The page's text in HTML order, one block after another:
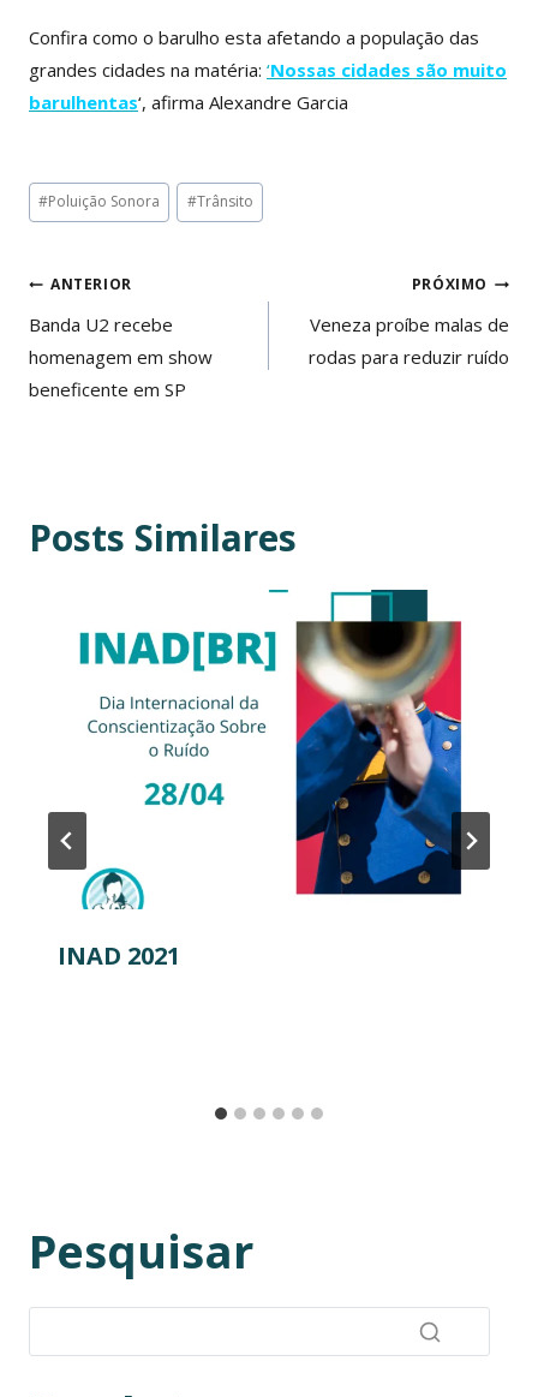
Confira como o barulho esta afetando a população das
grandes cidades na matéria: ‘Nossas cidades são muito
barulhentas‘, afirma Alexandre Garcia
Tags
do
#Poluição Sonora #Trânsito
Navegação
de
Post
ANTERIOR
Banda U2 recebe
homenagem em show
beneficente em SP
PRÓXIMO
Veneza proíbe malas de
rodas para reduzir ruído
Posts Similares
INAD 2021
Pesquisar